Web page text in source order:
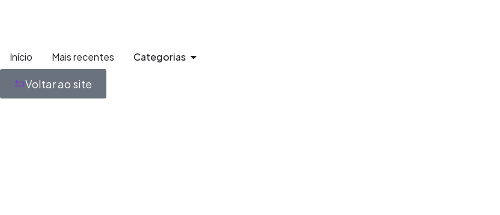
Início Mais recentes Categorias
Voltar ao site